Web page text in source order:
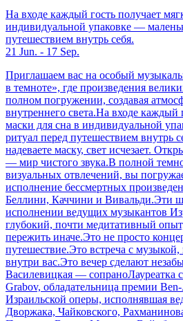
На входе каждый гость получает
индивидуальной упаковке —
путешествием внутрь себя.
21 Jun. - 17 Sep.
Приглашаем вас на особый
в темноте», где произведения
полном погружении, создавая
внутреннего света.На входе каждый
маски для сна в индивидуальной
ритуал перед путешествием внутрь
надеваете маску, свет исчезает.
— мир чистого звука.В полной
визуальных отвлечений, вы
исполнение бессмертных
Беллини, Каччини и Вивальди.Эти
исполнении ведущих музыкантов
глубокий, почти медитативный
пережить иначе.Это не просто
путешествие.Это встреча с музыкой,
внутри вас.Это вечер сделают
Василевицкая — сопраноЛауреатка
Grabov, обладательница премии
Израильской оперы, исполнявшая
Дворжака, Чайковского,